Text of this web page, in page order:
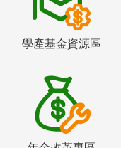
學產基金資源區